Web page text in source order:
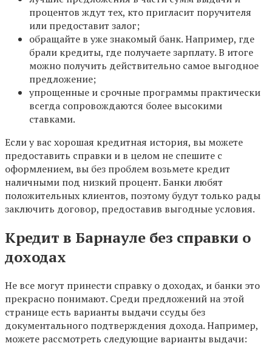
процентов ждут тех, кто пригласит поручителя
или предоставит залог;
обращайте в уже знакомый банк. Например, где
брали кредиты, где получаете зарплату. В итоге
можно получить действительно самое выгодное
предложение;
упрощенные и срочные программы практически
всегда сопровождаются более высокими
ставками.
Если у вас хорошая кредитная история, вы можете
предоставить справки и в целом не спешите с
оформлением, вы без проблем возьмете кредит
наличными под низкий процент. Банки любят
положительных клиентов, поэтому будут только рады
заключить договор, предоставив выгодные условия.
Кредит в Барнауле без справки о
доходах
Не все могут принести справку о доходах, и банки это
прекрасно понимают. Среди предложений на этой
странице есть варианты выдачи ссуды без
документального подтверждения дохода. Например,
можете рассмотреть следующие варианты выдачи: